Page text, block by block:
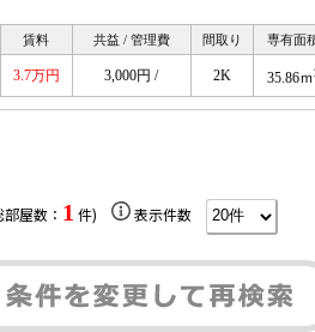
賃料 共益 / 管理費 間取り 専有面
3.7万円 3,000円 / 2K 35.86ｍ
屋数： 1 件) 表示件数